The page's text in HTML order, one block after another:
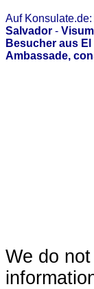
Auf Konsulate.de:
Salvador -
Besucher aus
Ambassade,
We do